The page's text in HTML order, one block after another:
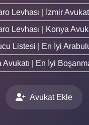
Levhası | İzmir
Levhası | Konya
Listesi | En İyi
Avukatı | En İyi
Avukat Ekle